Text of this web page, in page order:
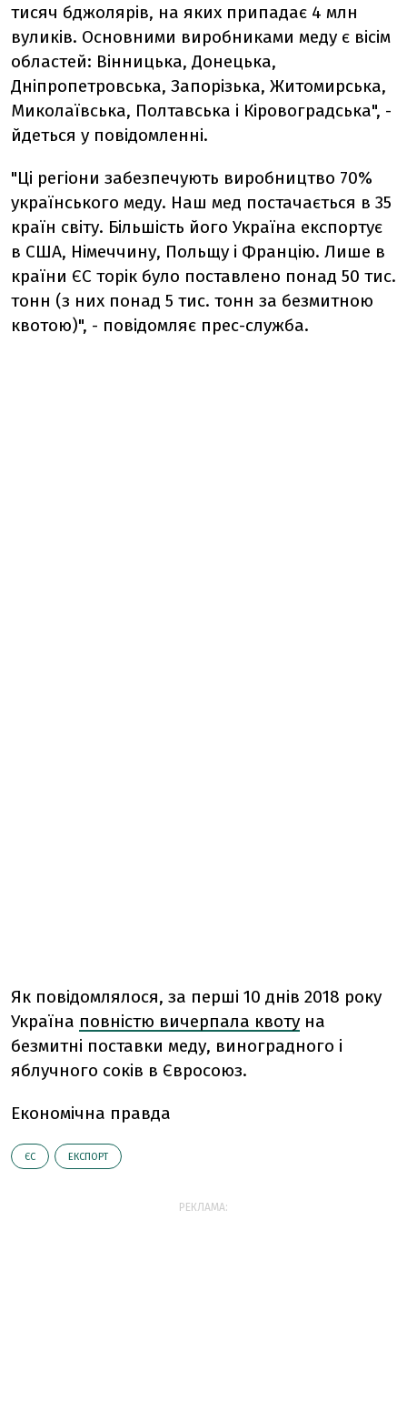
тисяч бджолярів, на яких припадає 4 млн
вуликів. Основними виробниками меду є вісім
областей: Вінницька, Донецька,
Дніпропетровська, Запорізька, Житомирська,
Миколаївська, Полтавська і Кіровоградська", -
йдеться у повідомленні.
"Ці регіони забезпечують виробництво 70%
українського меду. Наш мед постачається в 35
країн світу. Більшість його Україна експортує
в США, Німеччину, Польщу і Францію. Лише в
країни ЄС торік було поставлено понад 50 тис.
тонн (з них понад 5 тис. тонн за безмитною
квотою)", - повідомляє прес-служба.
Як повідомлялося, за перші 10 днів 2018 року
Україна повністю вичерпала квоту на
безмитні поставки меду, виноградного і
яблучного соків в Євросоюз.
Економічна правда
ЄС ЕКСПОРТ
РЕКЛАМА: